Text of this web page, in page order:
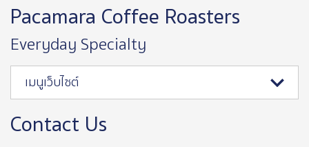
Pacamara Coffee Roasters
Everyday Specialty
เมนูเว็บไซต์
Contact Us